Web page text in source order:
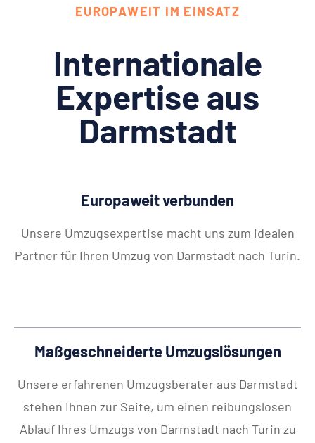
EUROPAWEIT IM EINSATZ
Internationale
Expertise aus
Darmstadt
Europaweit verbunden
Unsere Umzugsexpertise macht uns zum idealen
Partner für Ihren Umzug von Darmstadt nach Turin.
Maßgeschneiderte Umzugslösungen
Unsere erfahrenen Umzugsberater aus Darmstadt
stehen Ihnen zur Seite, um einen reibungslosen
Ablauf Ihres Umzugs von Darmstadt nach Turin zu